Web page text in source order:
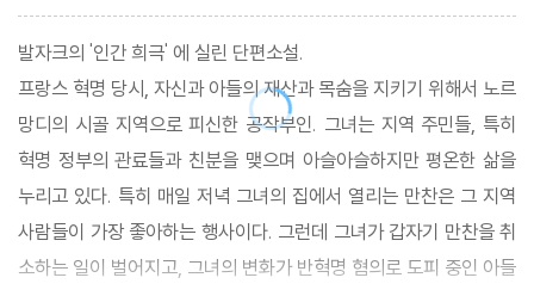
발자크의 '인간 희극' 에 실린 단편소설.
프랑스 혁명 당시, 자신과 아들의 재산과 목숨을 지키기 위해서 노르
망디의 시골 지역으로 피신한 공작부인. 그녀는 지역 주민들, 특히
혁명 정부의 관료들과 친분을 맺으며 아슬아슬하지만 평온한 삶을
누리고 있다. 특히 매일 저녁 그녀의 집에서 열리는 만찬은 그 지역
사람들이 가장 좋아하는 행사이다. 그런데 그녀가 갑자기 만찬을 취
소하는 일이 벌어지고, 그녀의 변화가 반혁명 혐의로 도피 중인 아들